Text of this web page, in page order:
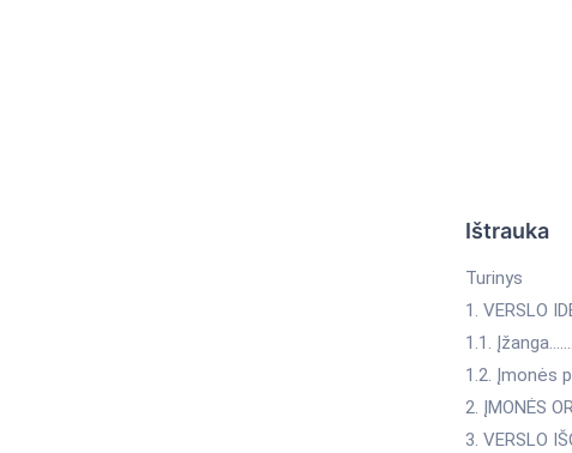
Ištrauka
Turinys
1. VERSLO
1.1.
1.2. Įmonės
2. ĮMONĖS
3. VERSLO